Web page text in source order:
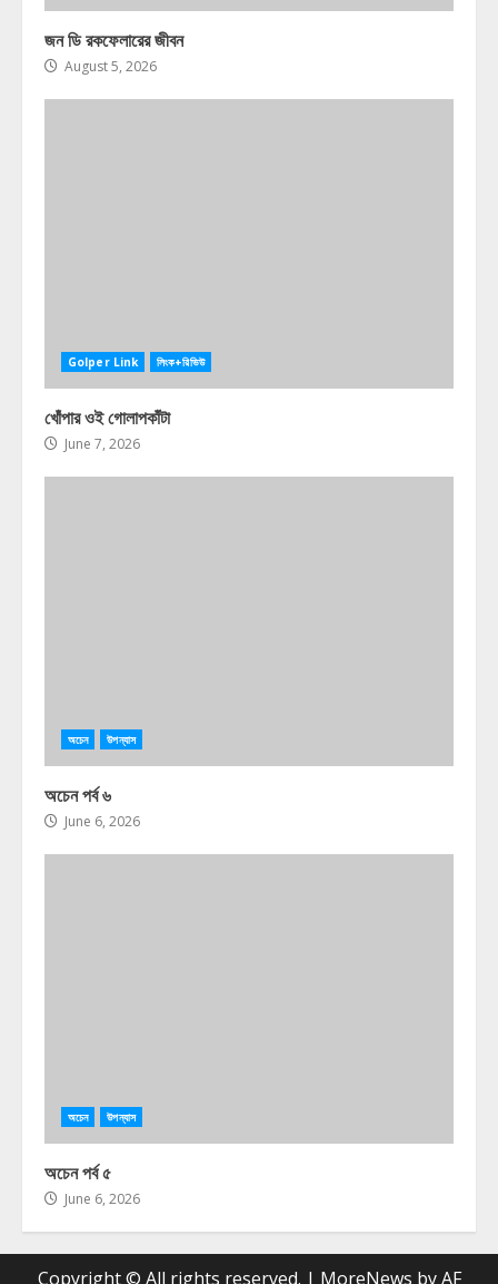
জন ডি রকফেলারের জীবন
August 5, 2026
Golper Link লিংক+রিভিউ
খোঁপার ওই গোলাপকাঁটা
June 7, 2026
অচেন উপন্যাস
অচেন পর্ব ৬
June 6, 2026
অচেন উপন্যাস
অচেন পর্ব ৫
June 6, 2026
Copyright © All rights reserved. | MoreNews by AF